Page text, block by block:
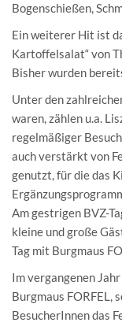
Bogenschießen,
Ein weiterer Hit ist
Kartoffelsalat“ von
Bisher wurden
Unter den
waren, zählen u.a.
regelmäßiger
auch verstärkt von
genutzt, für die das
Am gestrigen BVZ-
kleine und große
Tag mit Burgmaus
Im vergangenen
Burgmaus FORFEL,
BesucherInnen das